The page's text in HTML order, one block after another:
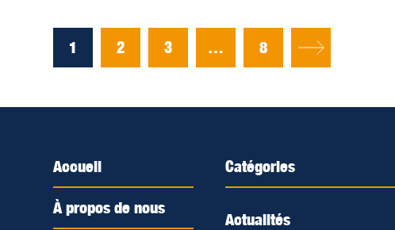
1 2 3 … 8
Accueil
À propos de nous
Catégories
Actualités